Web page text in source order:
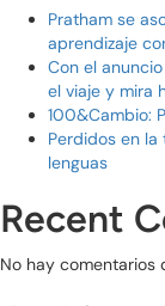
Pratham se
aprendizaje
Con el
el viaje y mira
100&Cambio:
Perdidos en
lenguas
Recent
No hay comentarios